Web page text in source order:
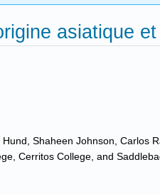
asiatique
Shaheen Johnson, Carlos
Cerritos College, and